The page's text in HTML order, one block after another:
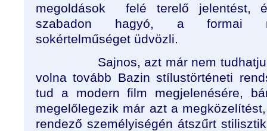
megoldások
felé terelő jelentést,
szabadon hagyó, a formai
sokértelműséget üdvözli.
Sajnos, azt már nem
volna tovább Bazin stílustörténeti
tud a modern film megjelenésére,
megelőlegezik már azt a
rendező személyiségén átszűrt